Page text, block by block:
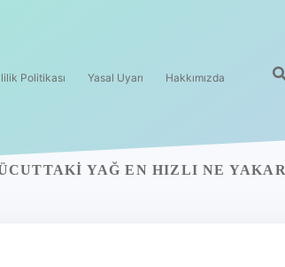
Politikası Yasal Uyarı Hakkımızda
YAĞ EN HIZLI NE YAKAR